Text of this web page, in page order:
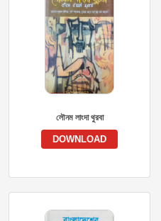
লৌনম লাংদা থুরবা
DOWNLOAD